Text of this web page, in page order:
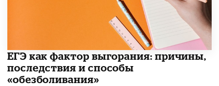
​ЕГЭ как фактор выгорания: причины,
последствия и способы
«обезболивания»